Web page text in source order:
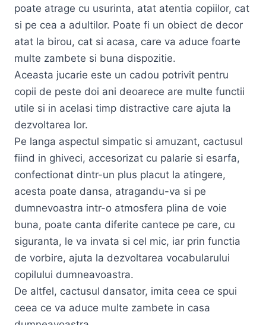
poate atrage cu usurinta, atat atentia copiilor, cat
si pe cea a adultilor. Poate fi un obiect de decor
atat la birou, cat si acasa, care va aduce foarte
multe zambete si buna dispozitie.
Aceasta jucarie este un cadou potrivit pentru
copii de peste doi ani deoarece are multe functii
utile si in acelasi timp distractive care ajuta la
dezvoltarea lor.
Pe langa aspectul simpatic si amuzant, cactusul
fiind in ghiveci, accesorizat cu palarie si esarfa,
confectionat dintr-un plus placut la atingere,
acesta poate dansa, atragandu-va si pe
dumnevoastra intr-o atmosfera plina de voie
buna, poate canta diferite cantece pe care, cu
siguranta, le va invata si cel mic, iar prin functia
de vorbire, ajuta la dezvoltarea vocabularului
copilului dumneavoastra.
De altfel, cactusul dansator, imita ceea ce spui
ceea ce va aduce multe zambete in casa